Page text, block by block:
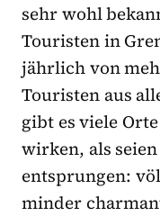
sehr wohl
Touristen in
jährlich von
Touristen aus
gibt es viele
wirken, als
entsprungen:
minder